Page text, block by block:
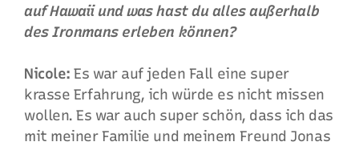
auf Hawaii und was hast du alles außerhalb
des Ironmans erleben können?
Nicole: Es war auf jeden Fall eine super
krasse Erfahrung, ich würde es nicht missen
wollen. Es war auch super schön, dass ich das
mit meiner Familie und meinem Freund Jonas